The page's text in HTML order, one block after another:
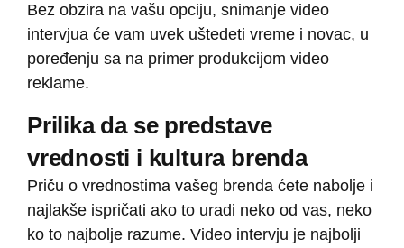
Bez obzira na vašu opciju, snimanje video
intervjua će vam uvek uštedeti vreme i novac, u
poređenju sa na primer produkcijom video
reklame.
Prilika da se predstave
vrednosti i kultura brenda
Priču o vrednostima vašeg brenda ćete nabolje i
najlakše ispričati ako to uradi neko od vas, neko
ko to najbolje razume. Video intervju je najbolji